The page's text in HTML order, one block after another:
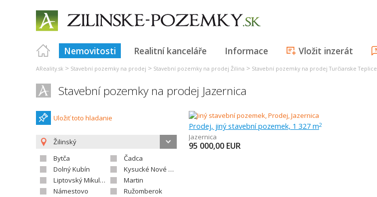
Nemovitosti Realitní kanceláře Informace Vložit inzerát
AReality.sk > Stavební pozemky na prodej > Stavební pozemky na prodej Žilina > Stavební pozemky na prodej Turčianske Teplice
Stavební pozemky na prodej Jazernica
Uložiť toto hladanie
Žilinský
Bytča
Čadca
Dolný Kubín
Kysucké Nové Mesto
Liptovský Mikuláš
Martin
Námestovo
Ružomberok
Prodej, jiný stavební pozemek, 1 327 m2
Jazernica
95 000,00 EUR